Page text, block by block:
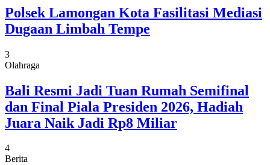
Polsek Lamongan Kota Fasilitasi Mediasi
Dugaan Limbah Tempe
3
Olahraga
Bali Resmi Jadi Tuan Rumah Semifinal
dan Final Piala Presiden 2026, Hadiah
Juara Naik Jadi Rp8 Miliar
4
Berita